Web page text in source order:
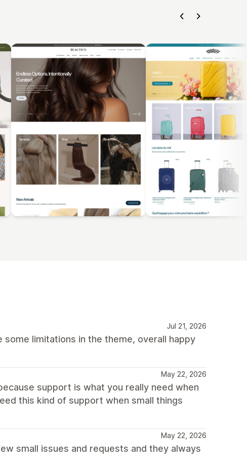
Jul 21, 2026
limitations in the theme, overall happy
May 22, 2026
support is what you really need when
this kind of support when small things
May 22, 2026
small issues and requests and they always